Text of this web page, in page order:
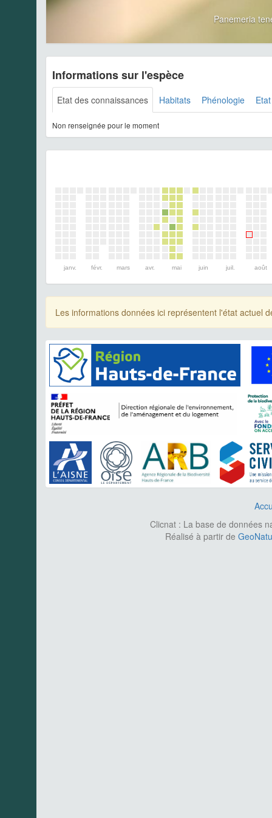
Panemeria
Informations sur l'espèce
Etat des connaissances Habitats Phénologie
Non renseignée pour le moment
janv. févr. mars avr. mai juin juil. août
Les informations données ici représentent l'état actuel
Clicnat : La base de données
Réalisé à partir de